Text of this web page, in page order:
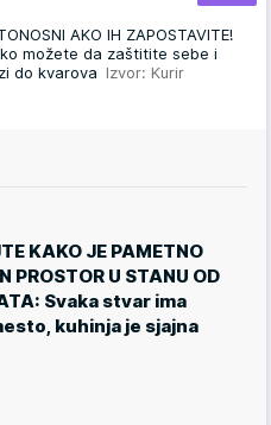
AKO IH ZAPOSTAVITE!
možete da zaštitite sebe i
do kvarova Izvor: Kurir
KAKO JE PAMETNO
PROSTOR U STANU OD
Svaka stvar ima
kuhinja je sjajna